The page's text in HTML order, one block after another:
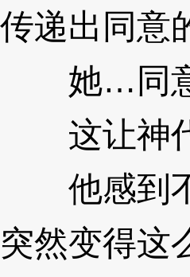
传递出同意
她…同意
这让神代
他感到不
突然变得这